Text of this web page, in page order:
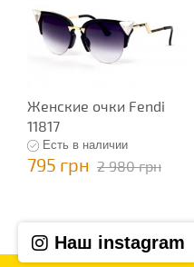
Женские очки Fendi
11817
Есть в наличии
795 грн 2 980 грн
Наш instagram